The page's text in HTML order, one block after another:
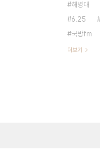
해병대
6.25
국방fm
더보기